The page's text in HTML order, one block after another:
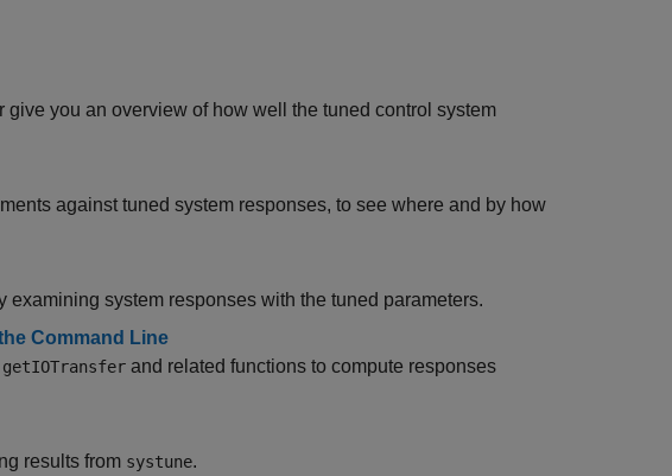
give you an overview of how well the tuned control system
against tuned system responses, to see where and by how
system responses with the tuned parameters.
Command Line
getIOTransfer and related functions to compute responses
results from systune.